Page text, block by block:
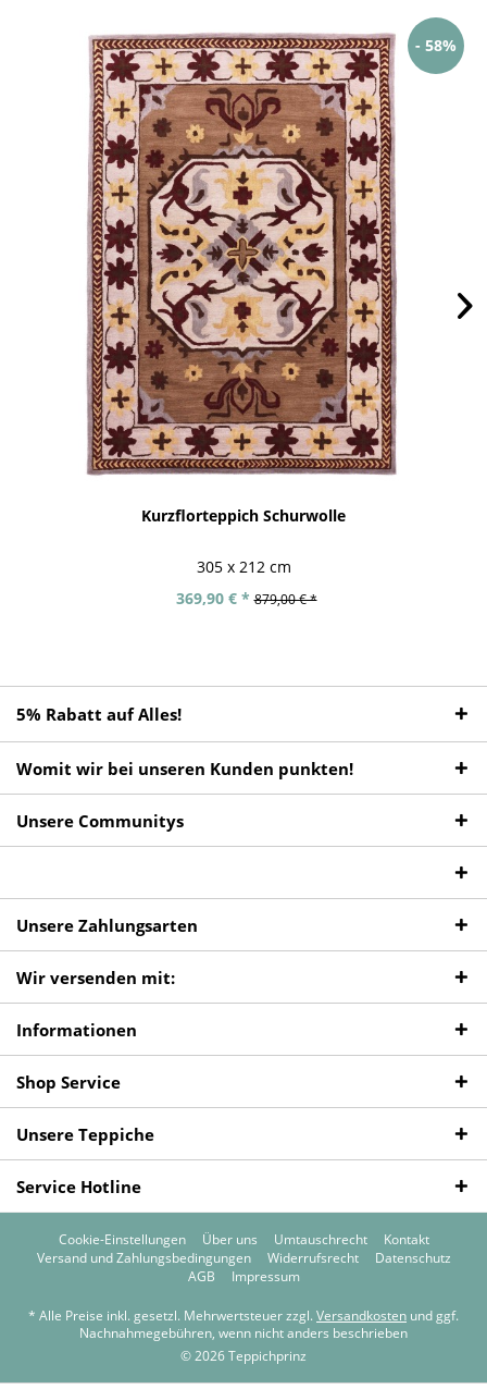
- 58%
Kurzflorteppich Schurwolle
305 x 212 cm
369,90 € * 879,00 € *
5% Rabatt auf Alles!
Womit wir bei unseren Kunden punkten!
Unsere Communitys
Unsere Zahlungsarten
Wir versenden mit:
Informationen
Shop Service
Unsere Teppiche
Service Hotline
Cookie-Einstellungen Über uns Umtauschrecht
Kontakt
Versand und Zahlungsbedingungen
Widerrufsrecht
Datenschutz
AGB
Impressum
* Alle Preise inkl. gesetzl. Mehrwertsteuer zzgl. Versandkosten und ggf.
Nachnahmegebühren, wenn nicht anders beschrieben
© 2026 Teppichprinz